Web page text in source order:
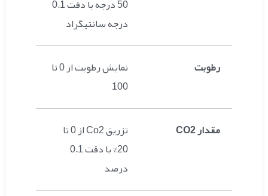
50 درجه با دقت 0.1
درجه سانتیگراد
رطوبت
نمایش رطوبت از 0 تا
100
مقدار CO2
تزریق Co2 از 0 تا
20% با دقت 0.1
درصد